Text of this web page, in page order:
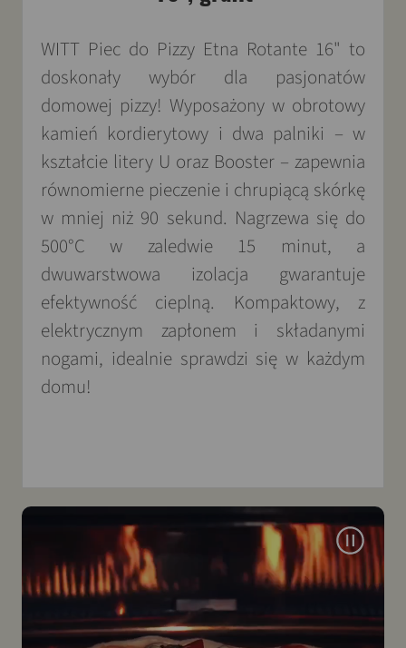
WITT Piec do Pizzy Etna Rotante 16" to
doskonały wybór dla pasjonatów
domowej pizzy! Wyposażony w obrotowy
kamień kordierytowy i dwa palniki – w
kształcie litery U oraz Booster – zapewnia
równomierne pieczenie i chrupiącą skórkę
w mniej niż 90 sekund. Nagrzewa się do
500°C w zaledwie 15 minut, a
dwuwarstwowa izolacja gwarantuje
efektywność cieplną. Kompaktowy, z
elektrycznym zapłonem i składanymi
nogami, idealnie sprawdzi się w każdym
domu!